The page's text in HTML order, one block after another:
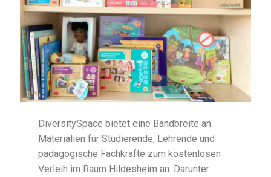
DiversitySpace bietet eine Bandbreite an
Materialien für Studierende, Lehrende und
pädagogische Fachkräfte zum kostenlosen
Verleih im Raum Hildesheim an. Darunter